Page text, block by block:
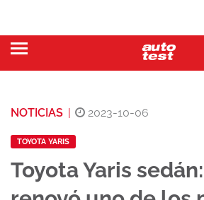
NOTICIAS | 2023-10-06
TOYOTA YARIS
Toyota Yaris